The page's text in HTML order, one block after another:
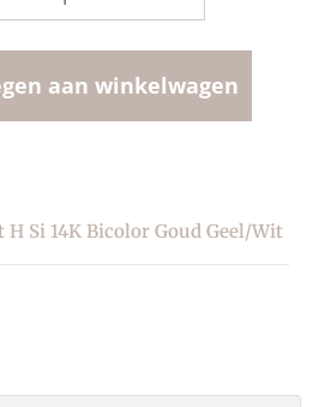
aan winkelwagen
H Si 14K Bicolor Goud Geel/wit